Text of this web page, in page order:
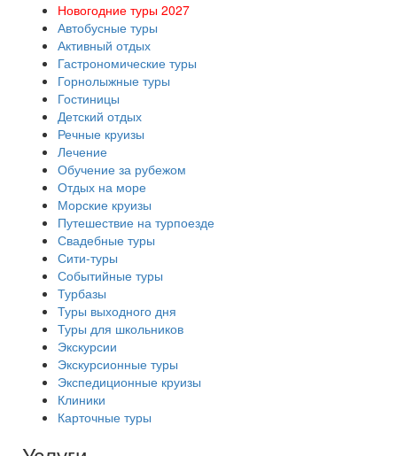
Новогодние туры 2027
Автобусные туры
Активный отдых
Гастрономические туры
Горнолыжные туры
Гостиницы
Детский отдых
Речные круизы
Лечение
Обучение за рубежом
Отдых на море
Морские круизы
Путешествие на турпоезде
Свадебные туры
Сити-туры
Событийные туры
Турбазы
Туры выходного дня
Туры для школьников
Экскурсии
Экскурсионные туры
Экспедиционные круизы
Клиники
Карточные туры